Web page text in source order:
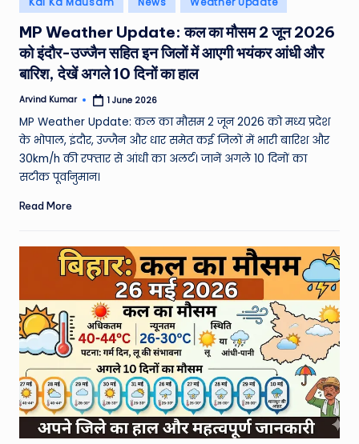
e
a
t
er
,
T
h
M
o
vi
e
N
in
MP Weather Update: कल का मौसम 2 जून 2026
को इंदौर-उज्जैन सहित इन जिलों में आएगी भयंकर आंधी और
बारिश, देखें अगले 10 दिनों का हाल
Posted
Arvind Kumar 1 June 2026
MP Weather Update: कल का मौसम 2 जून 2026 को मध्य प्रदेश
के भोपाल, इंदौर, उज्जैन और धार समेत कई जिलों में भारी बारिश और
30km/h की रफ्तार से आंधी का अलर्ट। जानें अगले 10 दिनों का
सटीक पूर्वानुमान।
Read More